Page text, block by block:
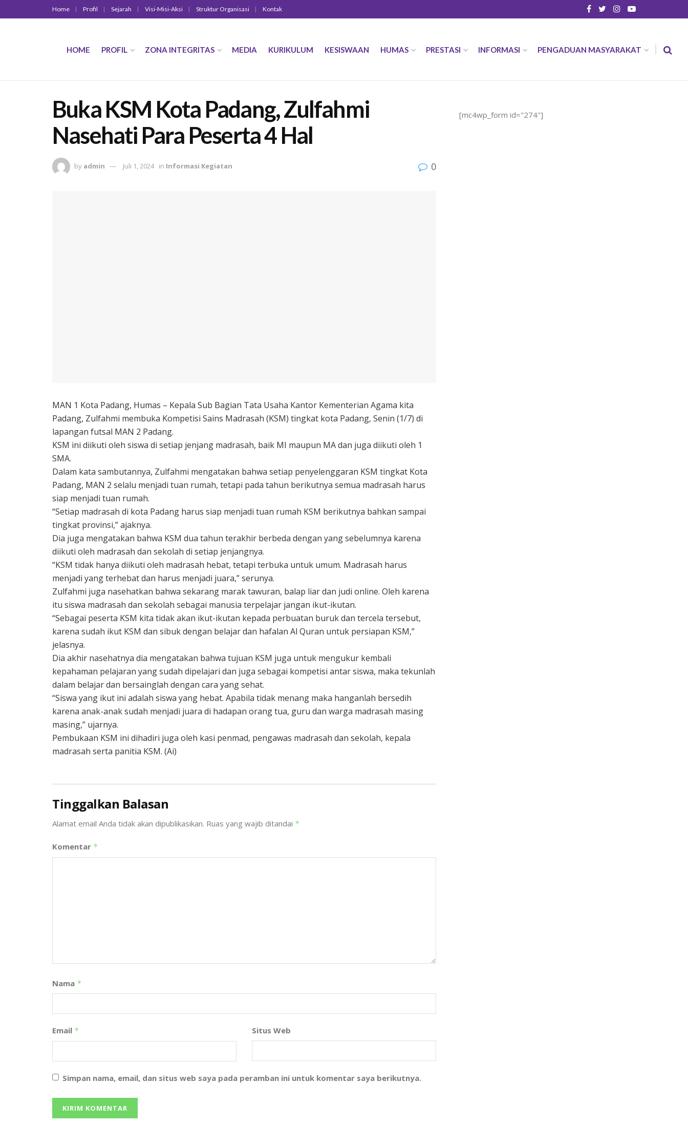
Home Profil Sejarah Visi-Misi-Aksi Struktur Organisasi Kontak
HOME PROFIL ZONA INTEGRITAS MEDIA KURIKULUM KESISWAAN HUMAS PRESTASI INFORMASI PENGADUAN MASYARAKAT
Buka KSM Kota Padang, Zulfahmi
Nasehati Para Peserta 4 Hal
by admin Juli 1, 2024 in Informasi Kegiatan 0
MAN 1 Kota Padang, Humas – Kepala Sub Bagian Tata Usaha Kantor Kementerian Agama kita
Padang, Zulfahmi membuka Kompetisi Sains Madrasah (KSM) tingkat kota Padang, Senin (1/7) di
lapangan futsal MAN 2 Padang.
KSM ini diikuti oleh siswa di setiap jenjang madrasah, baik MI maupun MA dan juga diikuti oleh 1
SMA.
Dalam kata sambutannya, Zulfahmi mengatakan bahwa setiap penyelenggaran KSM tingkat Kota
Padang, MAN 2 selalu menjadi tuan rumah, tetapi pada tahun berikutnya semua madrasah harus
siap menjadi tuan rumah.
“Setiap madrasah di kota Padang harus siap menjadi tuan rumah KSM berikutnya bahkan sampai
tingkat provinsi,” ajaknya.
Dia juga mengatakan bahwa KSM dua tahun terakhir berbeda dengan yang sebelumnya karena
diikuti oleh madrasah dan sekolah di setiap jenjangnya.
“KSM tidak hanya diikuti oleh madrasah hebat, tetapi terbuka untuk umum. Madrasah harus
menjadi yang terhebat dan harus menjadi juara,” serunya.
Zulfahmi juga nasehatkan bahwa sekarang marak tawuran, balap liar dan judi online. Oleh karena
itu siswa madrasah dan sekolah sebagai manusia terpelajar jangan ikut-ikutan.
“Sebagai peserta KSM kita tidak akan ikut-ikutan kepada perbuatan buruk dan tercela tersebut,
karena sudah ikut KSM dan sibuk dengan belajar dan hafalan Al Quran untuk persiapan KSM,”
jelasnya.
Dia akhir nasehatnya dia mengatakan bahwa tujuan KSM juga untuk mengukur kembali
kepahaman pelajaran yang sudah dipelajari dan juga sebagai kompetisi antar siswa, maka tekunlah
dalam belajar dan bersainglah dengan cara yang sehat.
“Siswa yang ikut ini adalah siswa yang hebat. Apabila tidak menang maka hanganlah bersedih
karena anak-anak sudah menjadi juara di hadapan orang tua, guru dan warga madrasah masing
masing,” ujarnya.
Pembukaan KSM ini dihadiri juga oleh kasi penmad, pengawas madrasah dan sekolah, kepala
madrasah serta panitia KSM. (Ai)
Tinggalkan Balasan
Alamat email Anda tidak akan dipublikasikan. Ruas yang wajib ditandai *
Komentar *
Nama *
Email * Situs Web
Simpan nama, email, dan situs web saya pada peramban ini untuk komentar saya berikutnya.
[mc4wp_form id="274"]